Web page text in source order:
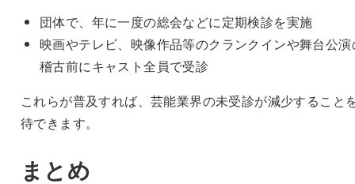
団体で、年に一度の総会などに定期検診を実施
映画やテレビ、映像作品等のクランクインや舞台公演
稽古前にキャスト全員で受診
これらが普及すれば、芸能業界の未受診が減少すること
待できます。
まとめ